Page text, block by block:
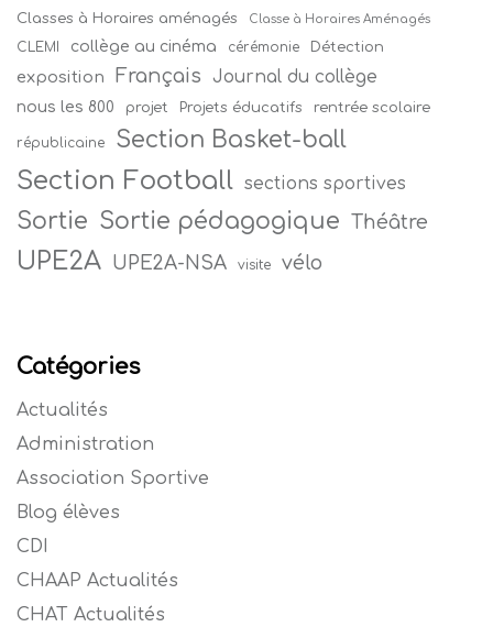
Classes à Horaires aménagés Classe à Horaires Aménagés
CLEMI collège au cinéma cérémonie Détection
exposition Français Journal du collège
nous les 800 projet Projets éducatifs rentrée scolaire
républicaine Section Basket-ball
Section Football sections sportives
Sortie Sortie pédagogique Théâtre
UPE2A UPE2A-NSA visite vélo
Catégories
Actualités
Administration
Association Sportive
Blog élèves
CDI
CHAAP Actualités
CHAT Actualités